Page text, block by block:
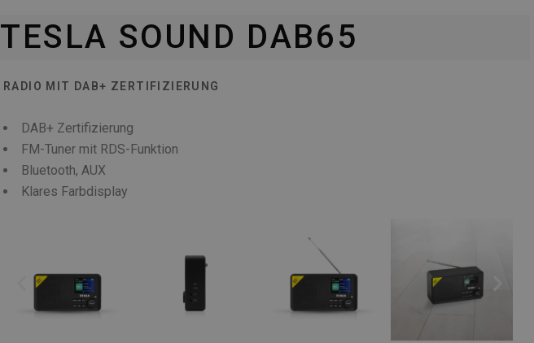
TESLA SOUND DAB65
RADIO MIT DAB+ ZERTIFIZIERUNG
DAB+ Zertifizierung
FM-Tuner mit RDS-Funktion
Bluetooth, AUX
Klares Farbdisplay